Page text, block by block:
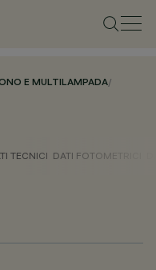
E MULTILAMPADA/
TECNICI DATI FOTOMETRICI